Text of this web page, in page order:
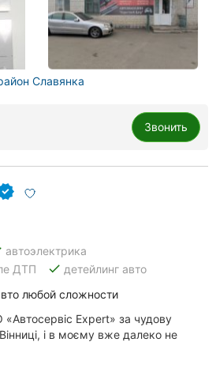
Славянка
Звонить
автоэлектрика
ДТП done детейлинг авто
любой сложности
Expert» за чудову
і в моєму вже далеко не